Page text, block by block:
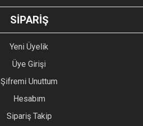
GÖNDER
SİPARİŞ
Yeni Üyelik
Üye Girişi
Şifremi Unuttum
Hesabım
Sipariş Takip